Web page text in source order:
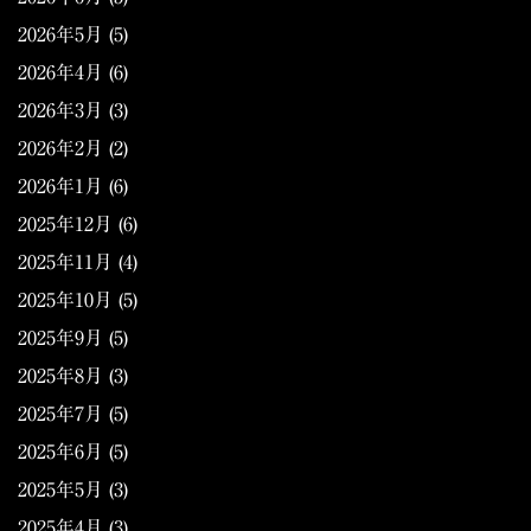
2026年5月 (5)
2026年4月 (6)
2026年3月 (3)
2026年2月 (2)
2026年1月 (6)
2025年12月 (6)
2025年11月 (4)
2025年10月 (5)
2025年9月 (5)
2025年8月 (3)
2025年7月 (5)
2025年6月 (5)
2025年5月 (3)